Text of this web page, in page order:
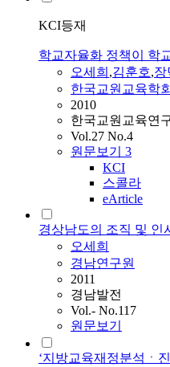
KCI등재
학교자율화 정책이 학
오세희 ,김훈호,장
한국교원교육학회
2010
한국교원교육연
Vol.27 No.4
원문보기 3
KCI
스콜라
eArticle
경상남도의 조직 및 인
오세희
경남연구원
2011
경남발전
Vol.- No.117
원문보기
‘지방교육재정분석ㆍ